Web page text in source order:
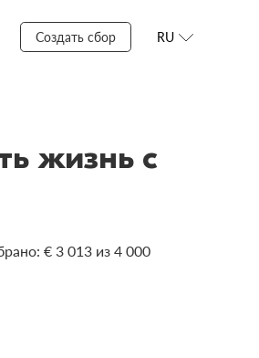
Создать сбор RU
жизнь с
€ 3 013 из 4 000